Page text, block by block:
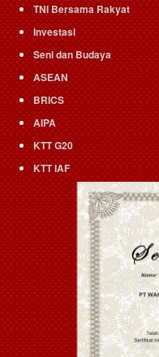
TNI Bersama Rakyat
Investasi
Seni dan Budaya
ASEAN
BRICS
AIPA
KTT G20
KTT IAF